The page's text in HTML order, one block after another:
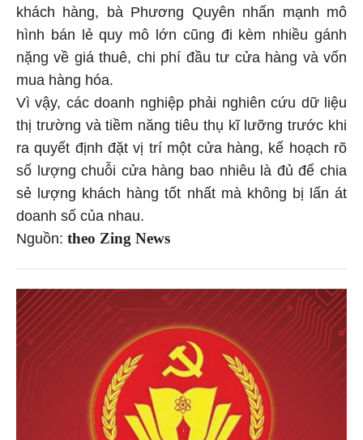
khách hàng, bà Phương Quyên nhấn mạnh mô
hình bán lẻ quy mô lớn cũng đi kèm nhiều gánh
nặng về giá thuê, chi phí đầu tư cửa hàng và vốn
mua hàng hóa.
Vì vậy, các doanh nghiệp phải nghiên cứu dữ liệu
thị trường và tiềm năng tiêu thụ kĩ lưỡng trước khi
ra quyết định đặt vị trí một cửa hàng, kế hoạch rõ
số lượng chuỗi cửa hàng bao nhiêu là đủ để chia
sẻ lượng khách hàng tốt nhất mà không bị lấn át
doanh số của nhau.
Nguồn: theo Zing News